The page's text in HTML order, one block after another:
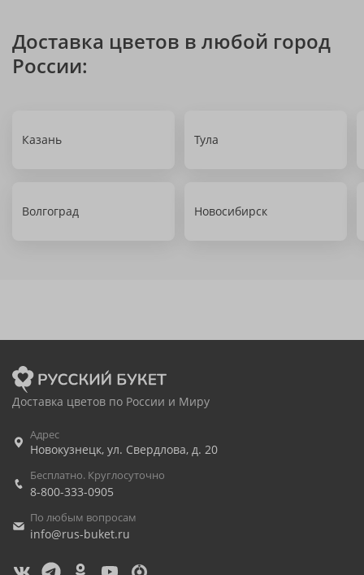
Доставка цветов в любой город
России:
Казань Тула
Волгоград Новосибирск
Доставка цветов по России и Миру
Адрес
Новокузнецк, ул. Свердлова, д. 20
Бесплатно. Круглосуточно
8-800-333-0905
По любым вопросам
info@rus-buket.ru